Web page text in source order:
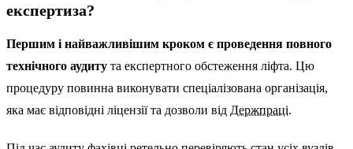
експертиза?
Першим і найважливішим кроком є проведення повного
технічного аудиту та експертного обстеження ліфта. Цю
процедуру повинна виконувати спеціалізована організація,
яка має відповідні ліцензії та дозволи від Держпраці.